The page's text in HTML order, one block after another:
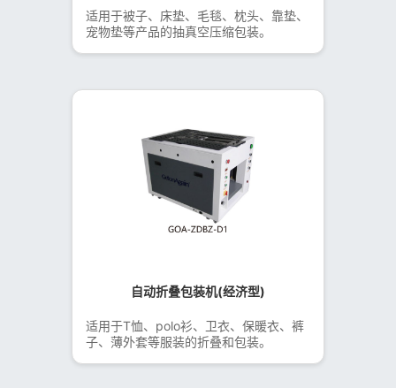
适用于被子、床垫、毛毯、枕头、靠垫、
宠物垫等产品的抽真空压缩包装。
自动折叠包装机(经济型)
适用于T恤、polo衫、卫衣、保暖衣、裤
子、薄外套等服装的折叠和包装。